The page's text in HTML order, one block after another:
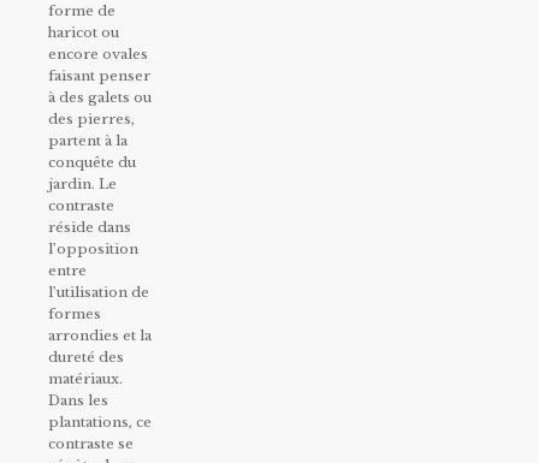
forme de
haricot ou
encore ovales
faisant penser
à des galets ou
des pierres,
partent à la
conquête du
jardin. Le
contraste
réside dans
l’opposition
entre
l’utilisation de
formes
arrondies et la
dureté des
matériaux.
Dans les
plantations, ce
contraste se